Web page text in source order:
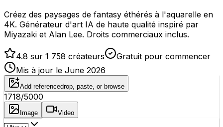
Créez des paysages de fantasy éthérés à l'aquarelle en
4K. Générateur d'art IA de haute qualité inspiré par
Miyazaki et Alan Lee. Droits commerciaux inclus.
4.8 sur 1 758 créateurs
Gratuit pour commencer
Mis à jour le June 2026
Add referencedrop, paste, or browse
1718/5000
Image Video